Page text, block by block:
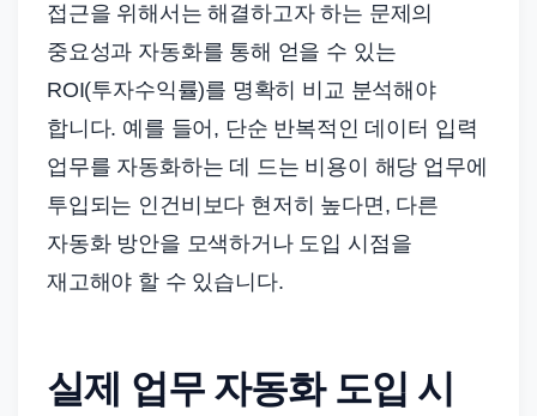
접근을 위해서는 해결하고자 하는 문제의
중요성과 자동화를 통해 얻을 수 있는
ROI(투자수익률)를 명확히 비교 분석해야
합니다. 예를 들어, 단순 반복적인 데이터 입력
업무를 자동화하는 데 드는 비용이 해당 업무에
투입되는 인건비보다 현저히 높다면, 다른
자동화 방안을 모색하거나 도입 시점을
재고해야 할 수 있습니다.
실제 업무 자동화 도입 시